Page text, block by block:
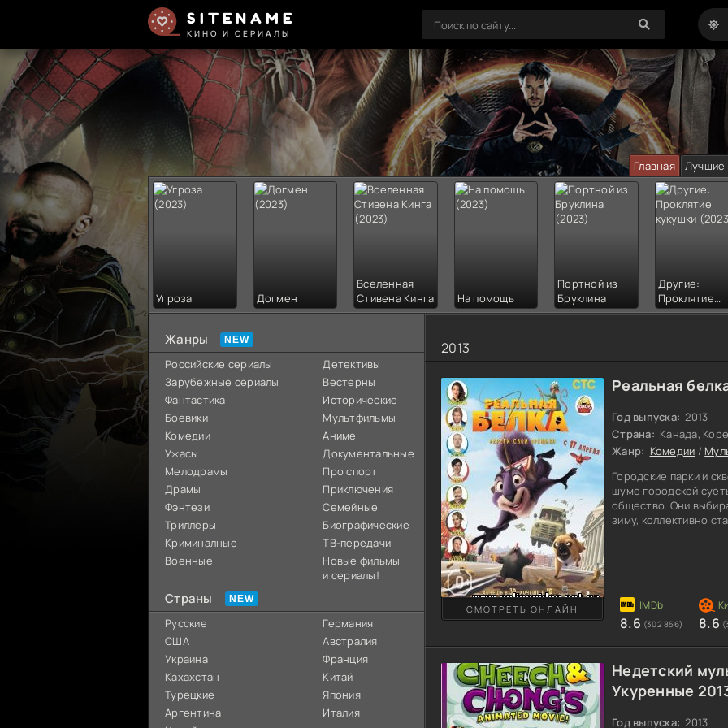
SITENAME
КИНО И СЕРИАЛЫ
Главная Лучшие
Угроза Догмен
Вселенная
Стивена Кинга
На помощь
Портной из
Бруклина
Другие:
Проклятие
кукушки
Жанры
Российские сериалы
Зарубежные сериалы
Фантастика
Боевики
Комедии
Ужасы
Мелодрамы
Драмы
Фэнтези
Триллеры
Криминалные
Военные
Детективы
Вестерны
Исторические
Мультфильмы
Аниме
Документальные
Про спорт
Приключения
Семейные
Биографические
ТВ-передачи
Новые фильмы
и сериалы!
Страны
Русские
США
Украина
Кахахстан
Турецкие
Аргентина
Германия
Австралия
Франция
Китай
Япония
Италия
2013
Реальная
Год выпуска: 2013
Страна: Канада,
Жанр: Комедии /
Городские парки и
шуме городской
общество. Они
зиму, коллективно
от общества
СМОТРЕТЬ ОНЛАЙН
8.6 (302 856) 8.6
Недетский
Укуренные
Год выпуска: 2013